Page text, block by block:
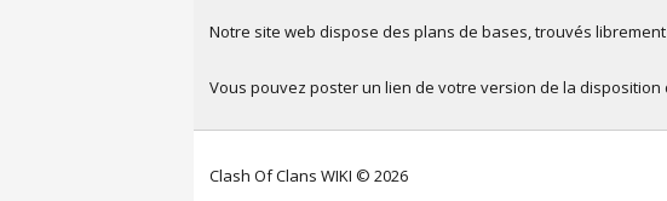
Notre site web dispose des plans de bases, trouvés
Vous pouvez poster un lien de votre version de la
Clash Of Clans WIKI © 2026